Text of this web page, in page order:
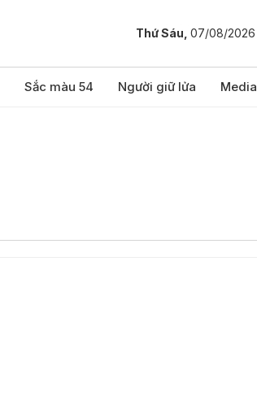
Thứ Sáu, 07/08/2026
Sắc màu 54 Người giữ lửa Media